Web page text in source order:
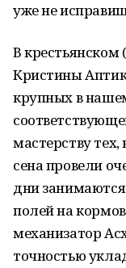
уже не
В крестьянском
Кристины
крупных в
мастерству тех,
сена провели
дни занимаются
полей на
механизатор
точностью